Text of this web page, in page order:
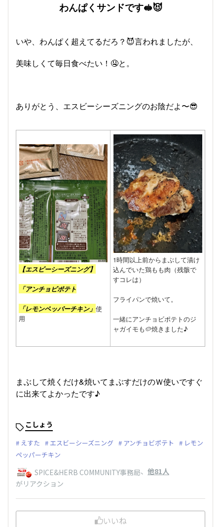
わんぱくサンドです🥪😈
いや、わんぱく超えてるだろ？😈言われましたが、
美味しくて毎日食べたい！🤤と。
ありがとう、エスビーシーズニングのお陰だよ〜😎
【エスビーシーズニング】
「アンチョビポテト
「レモンペッパーチキン」使
用
1時間以上前からまぶして漬け
込んでいた鶏もも肉（残骸で
すコレは）
フライパンで焼いて。
一緒にアンチョビポテトのジ
ャガイモも🥔焼きました♪
まぶして焼くだけ&焼いてまぶすだけのＷ使いですぐ
に出来てよかったです♪
こしょう
えすた エスビーシーズニング アンチョビポテト
レモン
ペッパーチキン
SPICE&HERB COMMUNITY事務局、 他81人
がリアクション
いいね